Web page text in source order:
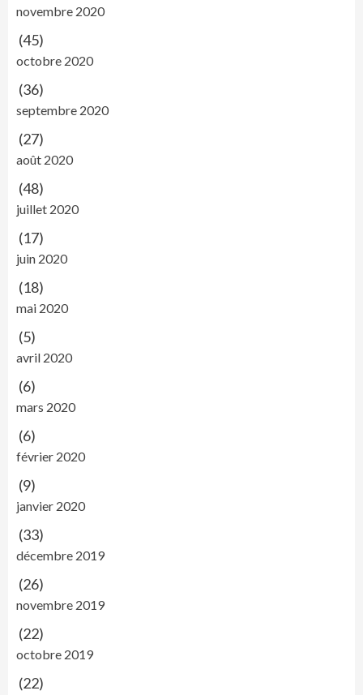
novembre 2020
(45)
octobre 2020
(36)
septembre 2020
(27)
août 2020
(48)
juillet 2020
(17)
juin 2020
(18)
mai 2020
(5)
avril 2020
(6)
mars 2020
(6)
février 2020
(9)
janvier 2020
(33)
décembre 2019
(26)
novembre 2019
(22)
octobre 2019
(22)